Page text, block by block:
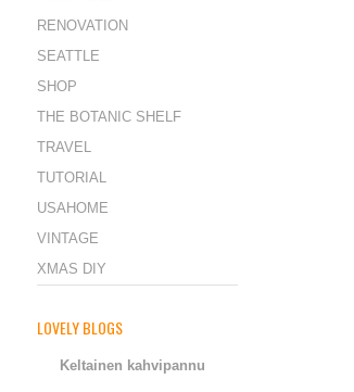
RENOVATION
SEATTLE
SHOP
THE BOTANIC SHELF
TRAVEL
TUTORIAL
USAHOME
VINTAGE
XMAS DIY
LOVELY BLOGS
Keltainen kahvipannu